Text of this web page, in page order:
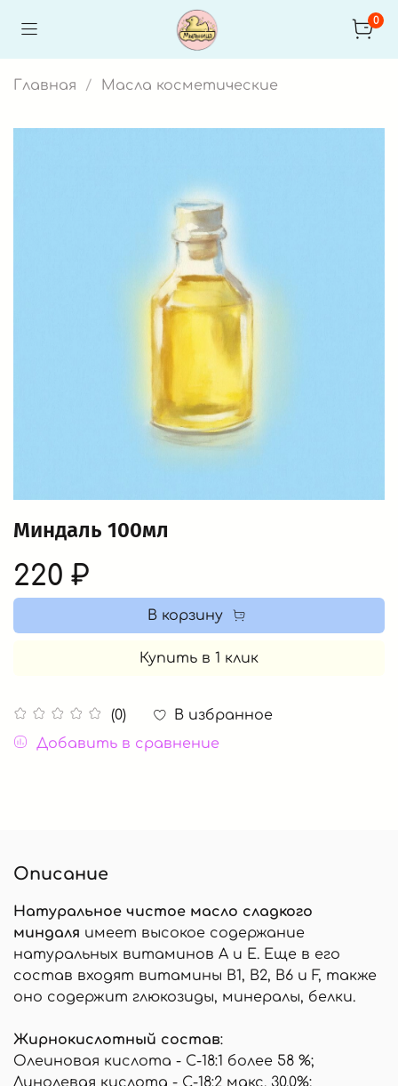
0
Главная Масла косметические
Миндаль 100мл
(0)
В избранное
Добавить в сравнение
220 ₽
В корзину
Купить в 1 клик
Описание
Натуральное чистое масло сладкого
миндаля имеет высокое содержание
натуральных витаминов А и Е. Еще в его
состав входят витамины В1, В2, В6 и F, также
оно содержит глюкозиды, минералы, белки.
Жирнокислотный состав:
Олеиновая кислота - С-18:1 более 58 %;
Линолевая кислота - С-18:2 макс. 30,0%;